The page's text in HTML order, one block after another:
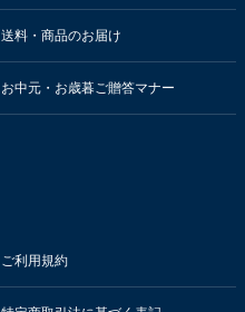
送料・商品のお届け
お中元・お歳暮ご贈答マナー
ご利用規約